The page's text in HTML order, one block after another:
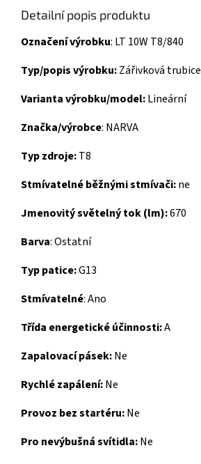
Detailní popis produktu
Označení výrobku: LT 10W T8/840
Typ/popis výrobku:Zářivková trubice
Varianta výrobku/model:Lineární
Značka/výrobce: NARVA
Typ zdroje:T8
Stmívatelné běžnými stmívači:ne
Jmenovitý světelný tok (lm):670
Barva: Ostatní
Typ patice:G13
Stmívatelné: Ano
Třída energetické účinnosti:A
Zapalovací pásek:Ne
Rychlé zapálení:Ne
Provoz bez startéru:Ne
Pro nevýbušná svítidla:Ne